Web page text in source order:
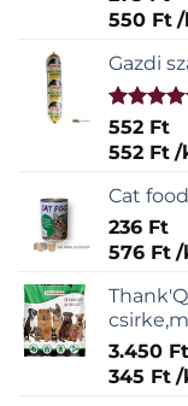
550 Ft /
Gazdi
Értékelés:
5.00/ 5
552 Ft
552 Ft /
Cat
236 Ft
576 Ft /
3.450 Ft
345 Ft /